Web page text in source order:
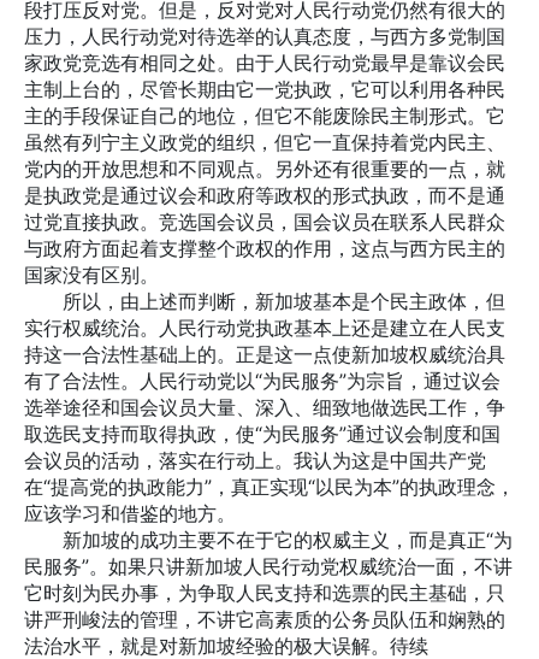
段打压反对党。但是，反对党对人民行动党仍然有很大的
压力，人民行动党对待选举的认真态度，与西方多党制国
家政党竞选有相同之处。由于人民行动党最早是靠议会民
主制上台的，尽管长期由它一党执政，它可以利用各种民
主的手段保证自己的地位，但它不能废除民主制形式。它
虽然有列宁主义政党的组织，但它一直保持着党内民主、
党内的开放思想和不同观点。另外还有很重要的一点，就
是执政党是通过议会和政府等政权的形式执政，而不是通
过党直接执政。竞选国会议员，国会议员在联系人民群众
与政府方面起着支撑整个政权的作用，这点与西方民主的
国家没有区别。
所以，由上述而判断，新加坡基本是个民主政体，但
实行权威统治。人民行动党执政基本上还是建立在人民支
持这一合法性基础上的。正是这一点使新加坡权威统治具
有了合法性。人民行动党以“为民服务”为宗旨，通过议会
选举途径和国会议员大量、深入、细致地做选民工作，争
取选民支持而取得执政，使“为民服务”通过议会制度和国
会议员的活动，落实在行动上。我认为这是中国共产党
在“提高党的执政能力”，真正实现“以民为本”的执政理念，
应该学习和借鉴的地方。
新加坡的成功主要不在于它的权威主义，而是真正“为
民服务”。如果只讲新加坡人民行动党权威统治一面，不讲
它时刻为民办事，为争取人民支持和选票的民主基础，只
讲严刑峻法的管理，不讲它高素质的公务员队伍和娴熟的
法治水平，就是对新加坡经验的极大误解。待续